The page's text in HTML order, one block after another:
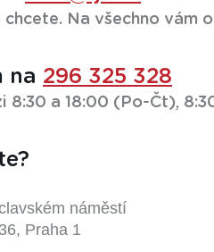
chcete. Na všechno vám
na 296 325 328
8:30 a 18:00 (Po-Čt),
náměstí
Praha 1